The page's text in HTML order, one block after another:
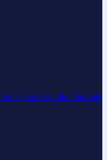
și pentru alte intervale